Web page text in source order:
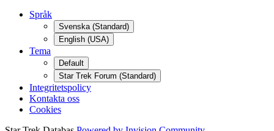
Språk
Svenska (Standard)
English (USA)
Tema
Default
Star Trek Forum (Standard)
Integritetspolicy
Kontakta oss
Cookies